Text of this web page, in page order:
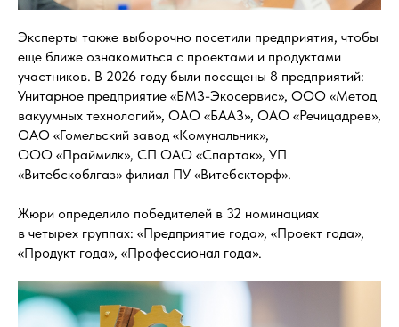
Эксперты также выборочно посетили предприятия, чтобы
еще ближе ознакомиться с проектами и продуктами
участников. В 2026 году были посещены 8 предприятий:
Унитарное предприятие «БМЗ-Экосервис», ООО «Метод
вакуумных технологий», ОАО «БААЗ», ОАО «Речицадрев»,
ОАО «Гомельский завод «Комунальник»,
ООО «Праймилк», СП ОАО «Спартак», УП
«Витебскоблгаз» филиал ПУ «Витебскторф».
Жюри определило победителей в 32 номинациях
в четырех группах: «Предприятие года», «Проект года»,
«Продукт года», «Профессионал года».